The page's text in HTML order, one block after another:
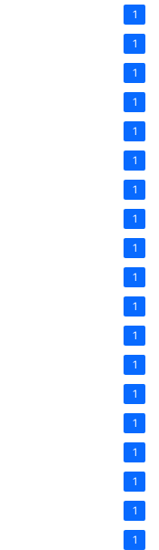
1
1
1
1
1
1
1
1
1
1
1
1
1
1
1
1
1
1
1